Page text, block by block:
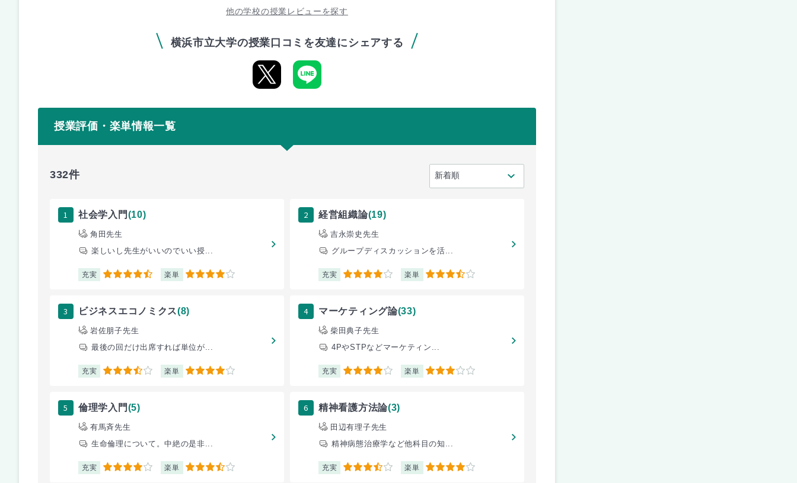
他の学校の授業レビューを探す
横浜市立大学の授業口コミを友達にシェアする
授業評価・楽単情報一覧
332件
1 社会学入門(10)
角田先生
楽しいし先生がいいのでいい授...
充実 4.5 楽単 4
2 経営組織論(19)
吉永崇史先生
グループディスカッションを活...
充実 4 楽単 3.5
3 ビジネスエコノミクス(8)
岩佐朋子先生
最後の回だけ出席すれば単位が...
充実 3.5 楽単 4
4 マーケティング論(33)
柴田典子先生
4PやSTPなどマーケティン...
充実 4 楽単 3
5 倫理学入門(5)
有馬斉先生
生命倫理について。中絶の是非...
充実 4 楽単 3.5
6 精神看護方法論(3)
田辺有理子先生
精神病態治療学など他科目の知...
充実 3.5 楽単 4